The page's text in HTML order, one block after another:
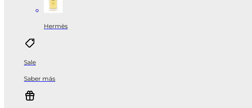
Hermès
Sale
Saber más